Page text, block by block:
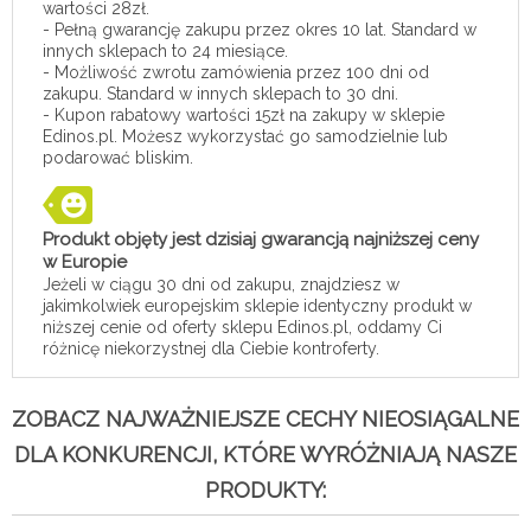
wartości 28zł.
- Pełną gwarancję zakupu przez okres 10 lat. Standard w
innych sklepach to 24 miesiące.
- Możliwość zwrotu zamówienia przez 100 dni od
zakupu. Standard w innych sklepach to 30 dni.
- Kupon rabatowy wartości 15zł na zakupy w sklepie
Edinos.pl. Możesz wykorzystać go samodzielnie lub
podarować bliskim.
Produkt objęty jest dzisiaj gwarancją najniższej ceny
w Europie
Jeżeli w ciągu 30 dni od zakupu, znajdziesz w
jakimkolwiek europejskim sklepie identyczny produkt w
niższej cenie od oferty sklepu Edinos.pl, oddamy Ci
różnicę niekorzystnej dla Ciebie kontroferty.
ZOBACZ NAJWAŻNIEJSZE CECHY NIEOSIĄGALNE
DLA KONKURENCJI, KTÓRE WYRÓŻNIAJĄ NASZE
PRODUKTY: